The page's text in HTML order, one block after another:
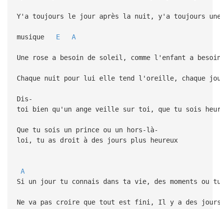
Y'a toujours le jour après la nuit, y'a toujours
musique E A
Une rose a besoin de soleil, comme l'enfant a besoin
Chaque nuit pour lui elle tend l'oreille, chaque
Dis-
toi bien qu'un ange veille sur toi, que tu sois
Que tu sois un prince ou un hors-là-
loi, tu as droit à des jours plus heureux
A
Si un jour tu connais dans ta vie, des moments ou
Ne va pas croire que tout est fini, Il y a des